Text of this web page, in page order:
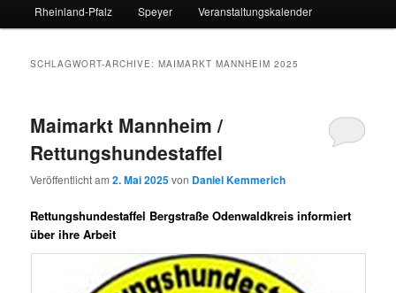
Rheinland-Pfalz Speyer Veranstaltungskalender
SCHLAGWORT-ARCHIVE:MAIMARKT MANNHEIM 2025
Maimarkt Mannheim /
Rettungshundestaffel
Veröffentlicht am2. Mai 2025von Daniel Kemmerich
Rettungshundestaffel Bergstraße Odenwaldkreis informiert
über ihre Arbeit